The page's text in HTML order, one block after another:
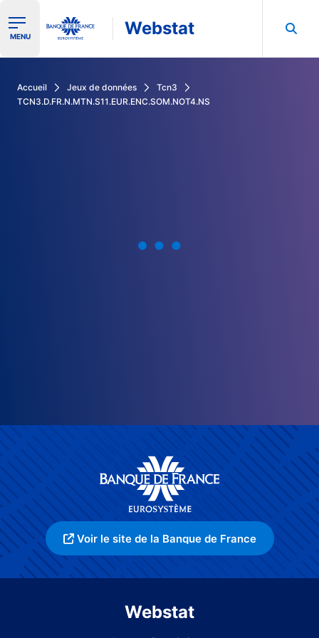
Ouvrir le menu de navigation
MENU Webstat
Accueil Jeux de données
Tcn3
TCN3.D.FR.N.MTN.S11.EUR.ENC.SOM.NOT4.NS
Voir le site de la Banque de France
Webstat